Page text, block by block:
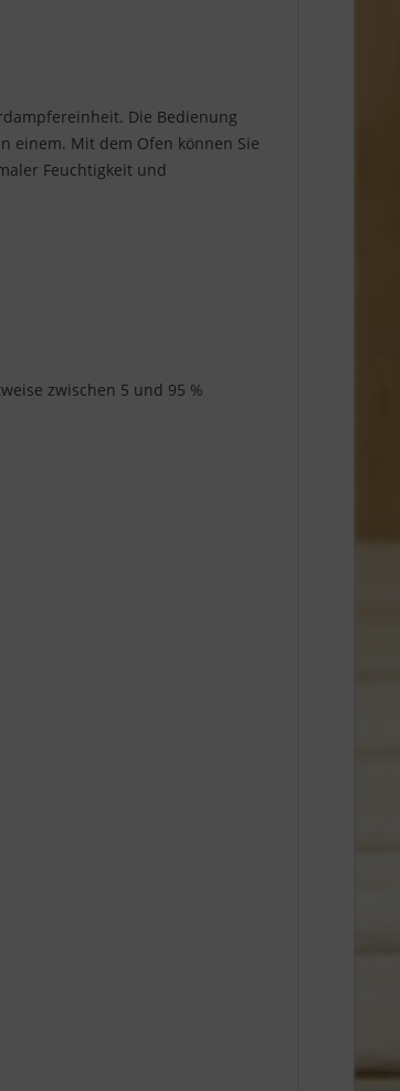
Die Bedienung
einem. Mit dem Ofen können Sie
Feuchtigkeit und
zwischen 5 und 95 %